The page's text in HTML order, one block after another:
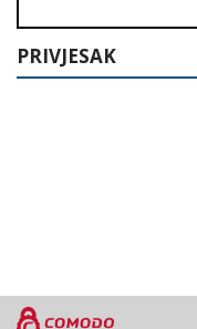
PRIVJESAK